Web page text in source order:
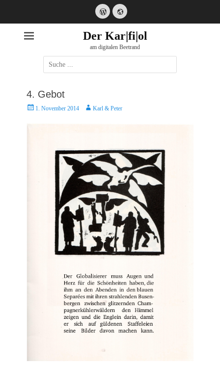
WordPress
Website
Der Kar|fi|ol
am digitalen Beetrand
Suche
nach:
4. Gebot
Posted1. November 2014 AutorKarl & Peter